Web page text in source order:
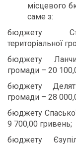
місцевого
саме з:
бюджету
територіальної
бюджету
громади – 20
бюджету
громади – 28
бюджету
9 700,00 гривень;
бюджету